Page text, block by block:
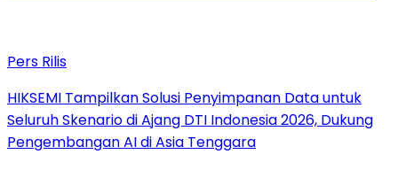
Pers Rilis
HIKSEMI Tampilkan Solusi Penyimpanan Data untuk
Seluruh Skenario di Ajang DTI Indonesia 2026, Dukung
Pengembangan AI di Asia Tenggara